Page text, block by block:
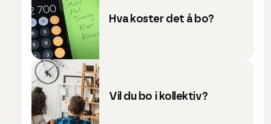
Hva koster det å bo?
Vil du bo i kollektiv?